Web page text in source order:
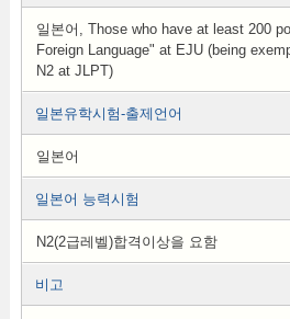
일본어, Those who have at least 200
Foreign Language" at EJU (being
N2 at JLPT)
일본유학시험-출제언어
일본어
일본어 능력시험
N2(2급레벨)합격이상을 요함
비고